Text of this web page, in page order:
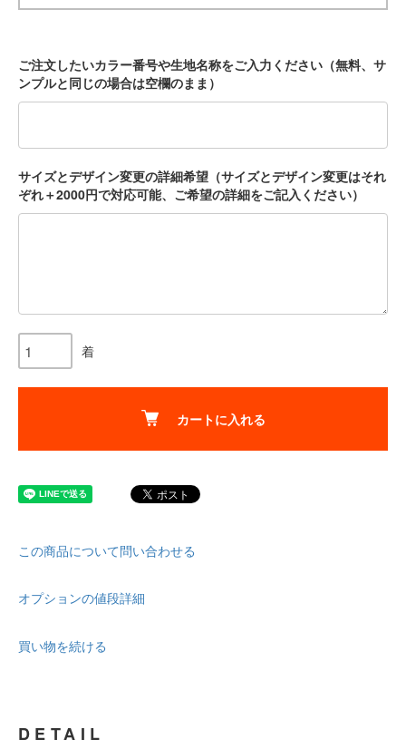
ご注文したいカラー番号や生地名称をご入力ください（無料、サ
ンプルと同じの場合は空欄のまま）
サイズとデザイン変更の詳細希望（サイズとデザイン変更はそれ
ぞれ＋2000円で対応可能、ご希望の詳細をご記入ください）
着
カートに入れる
この商品について問い合わせる
オプションの値段詳細
買い物を続ける
DETAIL